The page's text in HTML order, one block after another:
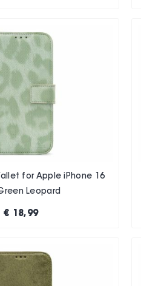
for Apple iPhone 16
Leopard
€ 18,99